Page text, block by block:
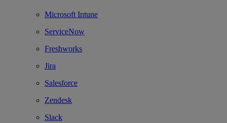
Microsoft Intune
ServiceNow
Freshworks
Jira
Salesforce
Zendesk
Slack